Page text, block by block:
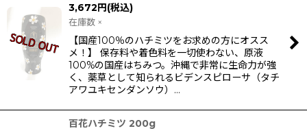
3,672円(税込)
在庫数 ×
【国産100％のハチミツをお求めの方にオスス
メ！】 保存料や着色料を一切使わない、原液
100%の国産はちみつ。沖縄で非常に生命力が強
く、薬草として知られるビデンスピローサ（タチ
アワユキセンダンソウ）…
百花ハチミツ 200g